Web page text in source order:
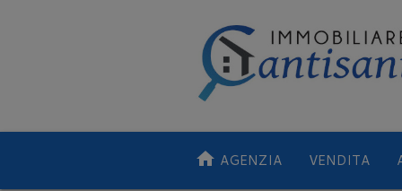
home AGENZIA VENDITA